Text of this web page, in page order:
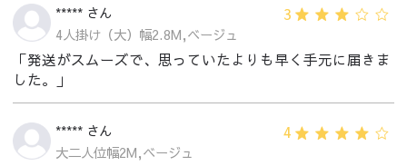
***** さん 3
4人掛け（大）幅2.8M,ベージュ
「発送がスムーズで、思っていたよりも早く手元に届きま
した。」
***** さん 4
大二人位幅2M,ベージュ